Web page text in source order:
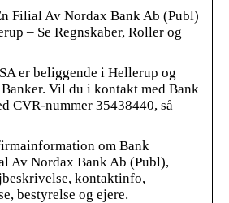
Filial Av Nordax Bank Ab (Publ)
– Se Regnskaber, Roller og
er beliggende i Hellerup og
Vil du i kontakt med Bank
CVR-nummer 35438440, så
om Bank
Av Nordax Bank Ab (Publ),
kontaktinfo,
bestyrelse og ejere.